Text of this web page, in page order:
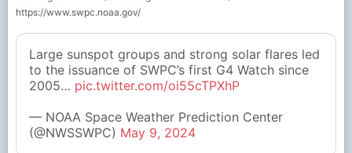
https://www.swpc.noaa.gov/
Large sunspot groups and strong solar flares led
to the issuance of SWPC’s first G4 Watch since
2005… pic.twitter.com/oi55cTPXhP
— NOAA Space Weather Prediction Center
(@NWSSWPC) May 9, 2024